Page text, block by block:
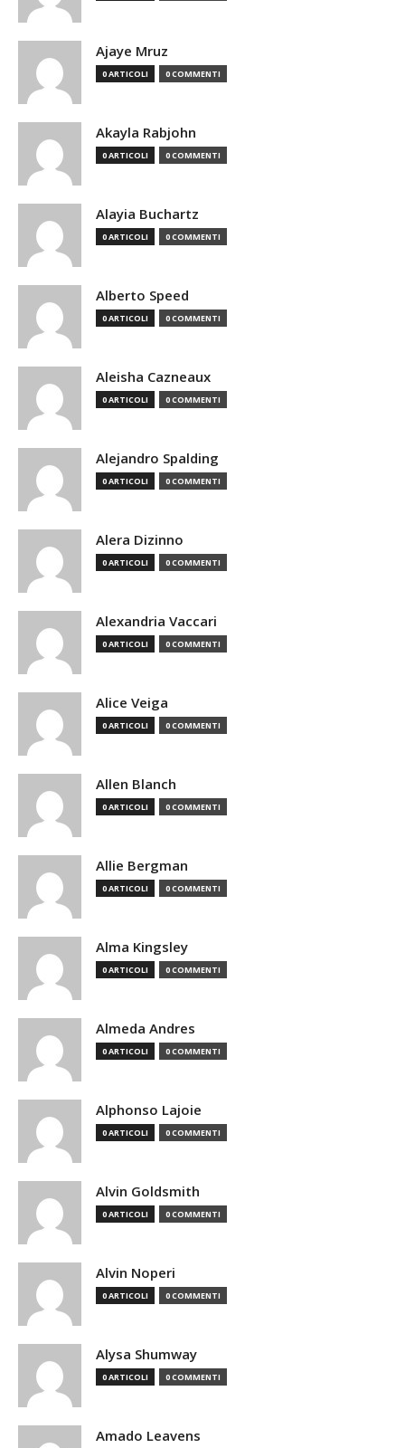
Ajaye Mruz
0 ARTICOLI 0 COMMENTI
Akayla Rabjohn
0 ARTICOLI 0 COMMENTI
Alayia Buchartz
0 ARTICOLI 0 COMMENTI
Alberto Speed
0 ARTICOLI 0 COMMENTI
Aleisha Cazneaux
0 ARTICOLI 0 COMMENTI
Alejandro Spalding
0 ARTICOLI 0 COMMENTI
Alera Dizinno
0 ARTICOLI 0 COMMENTI
Alexandria Vaccari
0 ARTICOLI 0 COMMENTI
Alice Veiga
0 ARTICOLI 0 COMMENTI
Allen Blanch
0 ARTICOLI 0 COMMENTI
Allie Bergman
0 ARTICOLI 0 COMMENTI
Alma Kingsley
0 ARTICOLI 0 COMMENTI
Almeda Andres
0 ARTICOLI 0 COMMENTI
Alphonso Lajoie
0 ARTICOLI 0 COMMENTI
Alvin Goldsmith
0 ARTICOLI 0 COMMENTI
Alvin Noperi
0 ARTICOLI 0 COMMENTI
Alysa Shumway
0 ARTICOLI 0 COMMENTI
Amado Leavens